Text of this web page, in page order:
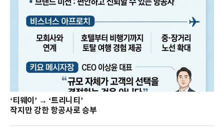
‘티웨이’ → ‘트리니티’
작지만 강한 항공사로 승부